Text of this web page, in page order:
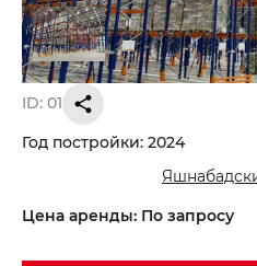
ID: 01
Год постройки: 2024
Цена аренды: По запросу
Записаться на
Хотите